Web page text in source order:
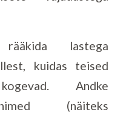
lastega
kuidas teised
Andke
(näiteks